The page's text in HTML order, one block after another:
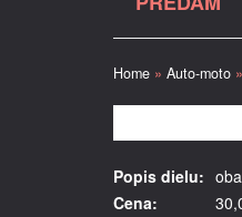
Home » Auto-moto »
Popis dielu:
Cena: